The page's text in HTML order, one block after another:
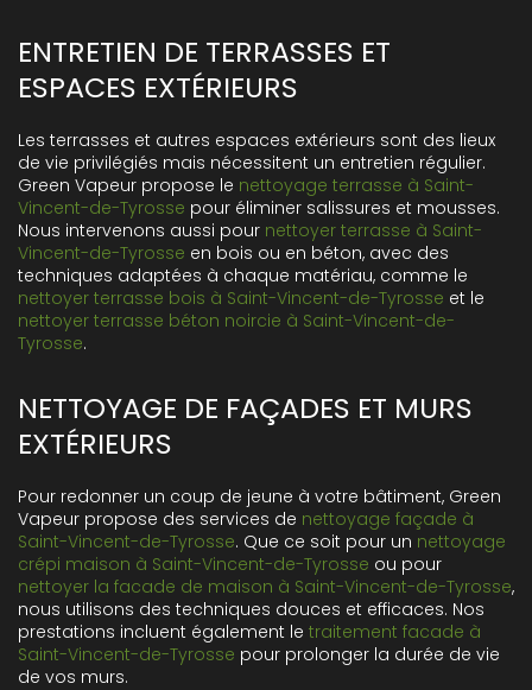
ENTRETIEN DE TERRASSES ET
ESPACES EXTÉRIEURS
Les terrasses et autres espaces extérieurs sont des lieux
de vie privilégiés mais nécessitent un entretien régulier.
Green Vapeur propose le nettoyage terrasse à Saint-
Vincent-de-Tyrosse pour éliminer salissures et mousses.
Nous intervenons aussi pour nettoyer terrasse à Saint-
Vincent-de-Tyrosse en bois ou en béton, avec des
techniques adaptées à chaque matériau, comme le
nettoyer terrasse bois à Saint-Vincent-de-Tyrosse et le
nettoyer terrasse béton noircie à Saint-Vincent-de-
Tyrosse.
NETTOYAGE DE FAÇADES ET MURS
EXTÉRIEURS
Pour redonner un coup de jeune à votre bâtiment, Green
Vapeur propose des services de nettoyage façade à
Saint-Vincent-de-Tyrosse. Que ce soit pour un nettoyage
crépi maison à Saint-Vincent-de-Tyrosse ou pour
nettoyer la facade de maison à Saint-Vincent-de-Tyrosse,
nous utilisons des techniques douces et efficaces. Nos
prestations incluent également le traitement facade à
Saint-Vincent-de-Tyrosse pour prolonger la durée de vie
de vos murs.